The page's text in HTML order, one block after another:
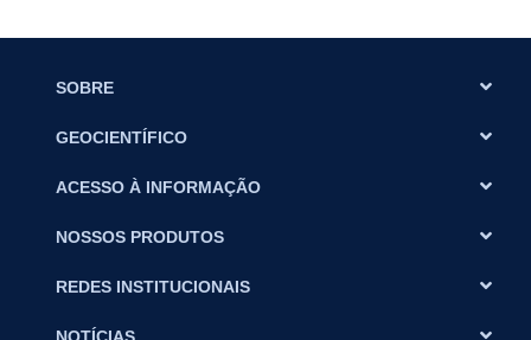
SOBRE
GEOCIENTÍFICO
ACESSO À INFORMAÇÃO
NOSSOS PRODUTOS
REDES INSTITUCIONAIS